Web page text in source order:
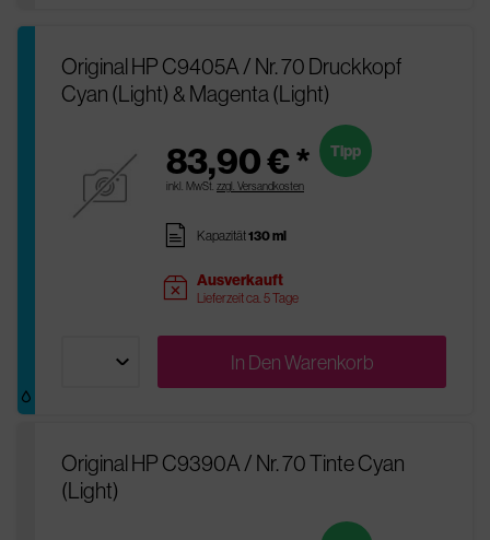
Original HP C9405A / Nr. 70 Druckkopf
Cyan (Light) & Magenta (Light)
83,90 € *
inkl. MwSt. zzgl. Versandkosten
Tipp
pages Kapazität130 ml
sold Ausverkauft
Lieferzeit ca. 5 Tage
In DenWarenkorb
Original HP C9390A / Nr. 70 Tinte Cyan
(Light)